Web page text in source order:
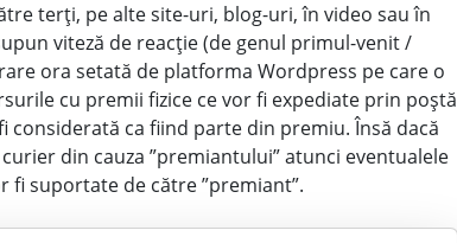
terți, pe alte site-uri, blog-uri, în video sau în
viteză de reacție (de genul primul-venit /
ora setată de platforma Wordpress pe care o
cu premii fizice ce vor fi expediate prin poștă
ca fiind parte din premiu. Însă dacă
din cauza ”premiantului” atunci eventualele
suportate de către ”premiant”.